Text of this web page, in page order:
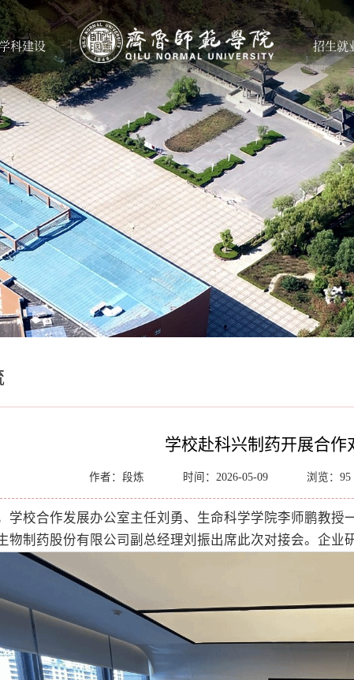
科建设 招生就
学校赴科兴制药开展合作
作者：段炼 时间：2026-05-09 浏览：95
学校合作发展办公室主任刘勇、生命科学学院李师鹏教
物制药股份有限公司副总经理刘振出席此次对接会。企业